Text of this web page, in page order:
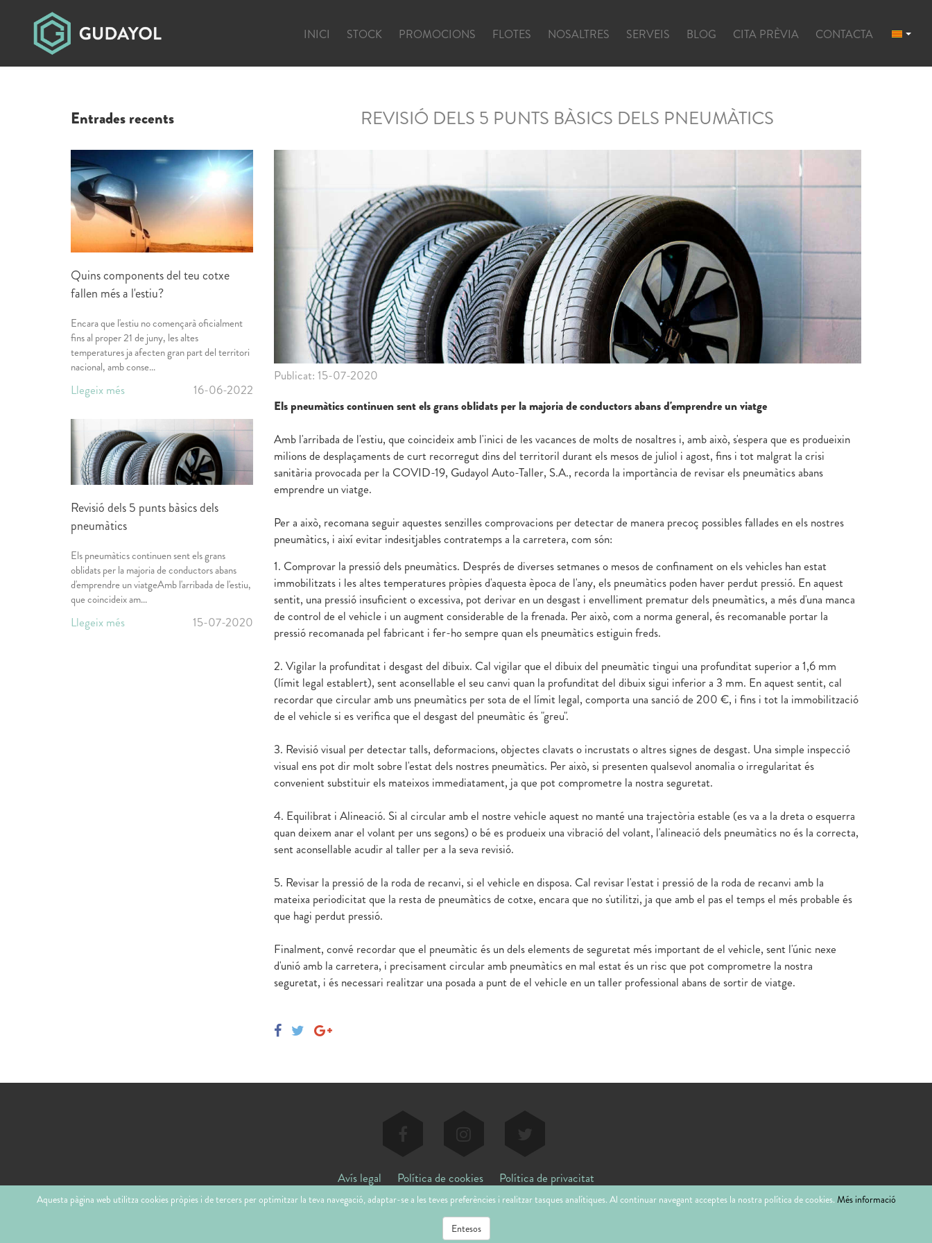
INICI STOCK PROMOCIONS FLOTES NOSALTRES SERVEIS BLOG CITA PRÈVIA CONTACTA
Entrades recents
Quins components del teu cotxe
fallen més a l'estiu?
Encara que l'estiu no començarà oficialment
fins al proper 21 de juny, les altes
temperatures ja afecten gran part del territori
nacional, amb conse...
Llegeix més 16-06-2022
Revisió dels 5 punts bàsics dels
pneumàtics
Els pneumàtics continuen sent els grans
oblidats per la majoria de conductors abans
d'emprendre un viatgeAmb l'arribada de l'estiu,
que coincideix am...
Llegeix més 15-07-2020
REVISIÓ DELS 5 PUNTS BÀSICS DELS PNEUMÀTICS
Publicat: 15-07-2020
Els pneumàtics continuen sent els grans oblidats per la majoria de conductors abans d'emprendre un viatge
Amb l'arribada de l'estiu, que coincideix amb l'inici de les vacances de molts de nosaltres i, amb això, s'espera que es produeixin
milions de desplaçaments de curt recorregut dins del territoril durant els mesos de juliol i agost, fins i tot malgrat la crisi
sanitària provocada per la COVID-19, Gudayol Auto-Taller, S.A., recorda la importància de revisar els pneumàtics abans
emprendre un viatge.
Per a això, recomana seguir aquestes senzilles comprovacions per detectar de manera precoç possibles fallades en els nostres
pneumàtics, i així evitar indesitjables contratemps a la carretera, com són:
1. Comprovar la pressió dels pneumàtics. Després de diverses setmanes o mesos de confinament on els vehicles han estat
immobilitzats i les altes temperatures pròpies d'aquesta època de l'any, els pneumàtics poden haver perdut pressió. En aquest
sentit, una pressió insuficient o excessiva, pot derivar en un desgast i envelliment prematur dels pneumàtics, a més d'una manca
de control de el vehicle i un augment considerable de la frenada. Per això, com a norma general, és recomanable portar la
pressió recomanada pel fabricant i fer-ho sempre quan els pneumàtics estiguin freds.
2. Vigilar la profunditat i desgast del dibuix. Cal vigilar que el dibuix del pneumàtic tingui una profunditat superior a 1,6 mm
(límit legal establert), sent aconsellable el seu canvi quan la profunditat del dibuix sigui inferior a 3 mm. En aquest sentit, cal
recordar que circular amb uns pneumàtics per sota de el límit legal, comporta una sanció de 200 €, i fins i tot la immobilització
de el vehicle si es verifica que el desgast del pneumàtic és "greu".
3. Revisió visual per detectar talls, deformacions, objectes clavats o incrustats o altres signes de desgast. Una simple inspecció
visual ens pot dir molt sobre l'estat dels nostres pneumàtics. Per això, si presenten qualsevol anomalia o irregularitat és
convenient substituir els mateixos immediatament, ja que pot comprometre la nostra seguretat.
4. Equilibrat i Alineació. Si al circular amb el nostre vehicle aquest no manté una trajectòria estable (es va a la dreta o esquerra
quan deixem anar el volant per uns segons) o bé es produeix una vibració del volant, l'alineació dels pneumàtics no és la correcta,
sent aconsellable acudir al taller per a la seva revisió.
5. Revisar la pressió de la roda de recanvi, si el vehicle en disposa. Cal revisar l'estat i pressió de la roda de recanvi amb la
mateixa periodicitat que la resta de pneumàtics de cotxe, encara que no s'utilitzi, ja que amb el pas el temps el més probable és
que hagi perdut pressió.
Finalment, convé recordar que el pneumàtic és un dels elements de seguretat més important de el vehicle, sent l'únic nexe
d'unió amb la carretera, i precisament circular amb pneumàtics en mal estat és un risc que pot comprometre la nostra
seguretat, i és necessari realitzar una posada a punt de el vehicle en un taller professional abans de sortir de viatge.
Avís legal Política de cookies Política de privacitat
Aquesta pàgina web utilitza cookies pròpies i de tercers per optimitzar la teva navegació, adaptar-se a les teves preferències i realitzar tasques analítiques. Al continuar navegant acceptes la nostra política de cookies. Més informació
Entesos